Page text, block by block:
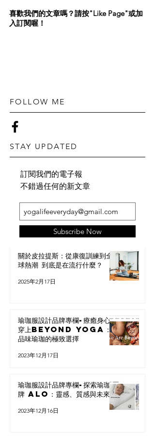
喜歡我們的文章嗎？請按"Like Page"或加
入訂閱喔！
FOLLOW ME
STAY UPDATED
POPULAR POSTS
關於皮拉提斯：從康復訓練到全
球熱潮 到底是在流行什麼？
2025年2月17日
瑜珈服設計品牌專欄-療癒身心，
穿上Beyond Yoga：
品味瑜珈的極致選擇
2023年12月17日
瑜珈服設計品牌專欄-探索瑜珈品
牌 Alo：靈感、質感與未來
2023年12月16日
訂閱我們的電子報
不錯過任何的新文章
Subscribe Now